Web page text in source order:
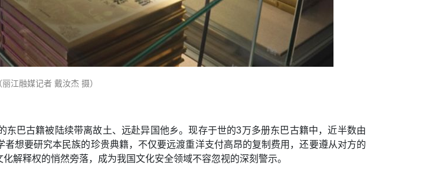
江融媒记者 戴汝杰 摄）
巴古籍被陆续带离故土、远赴异国他乡。现存于世的3万多册东巴古籍中，近半数由
想要研究本民族的珍贵典籍，不仅要远渡重洋支付高昂的复制费用，还要遵从对方的
解释权的悄然旁落，成为我国文化安全领域不容忽视的深刻警示。